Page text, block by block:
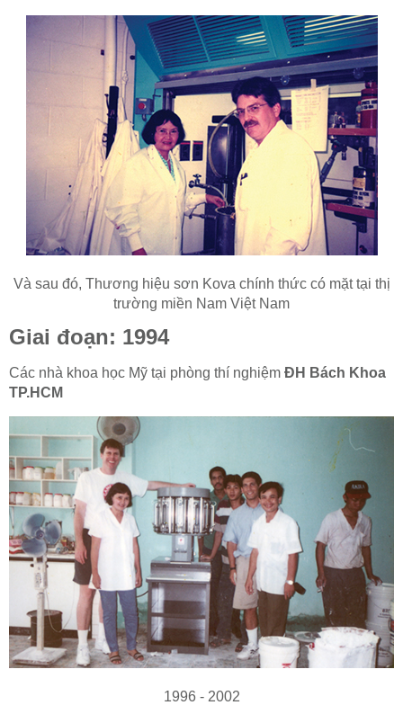
Và sau đó, Thương hiệu sơn Kova chính thức có mặt tại thị
trường miền Nam Việt Nam
Giai đoạn: 1994
Các nhà khoa học Mỹ tại phòng thí nghiệm ĐH Bách Khoa
TP.HCM
1996 - 2002